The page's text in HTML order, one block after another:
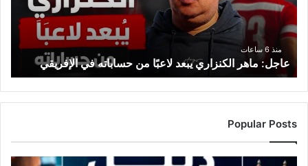
من
حساباته
في
الإفريقي
منذ 6 ساعات
عاجل: ماهر الكنزاري يبعد لاعبًا من حساباته في الإفريقي
Popular Posts